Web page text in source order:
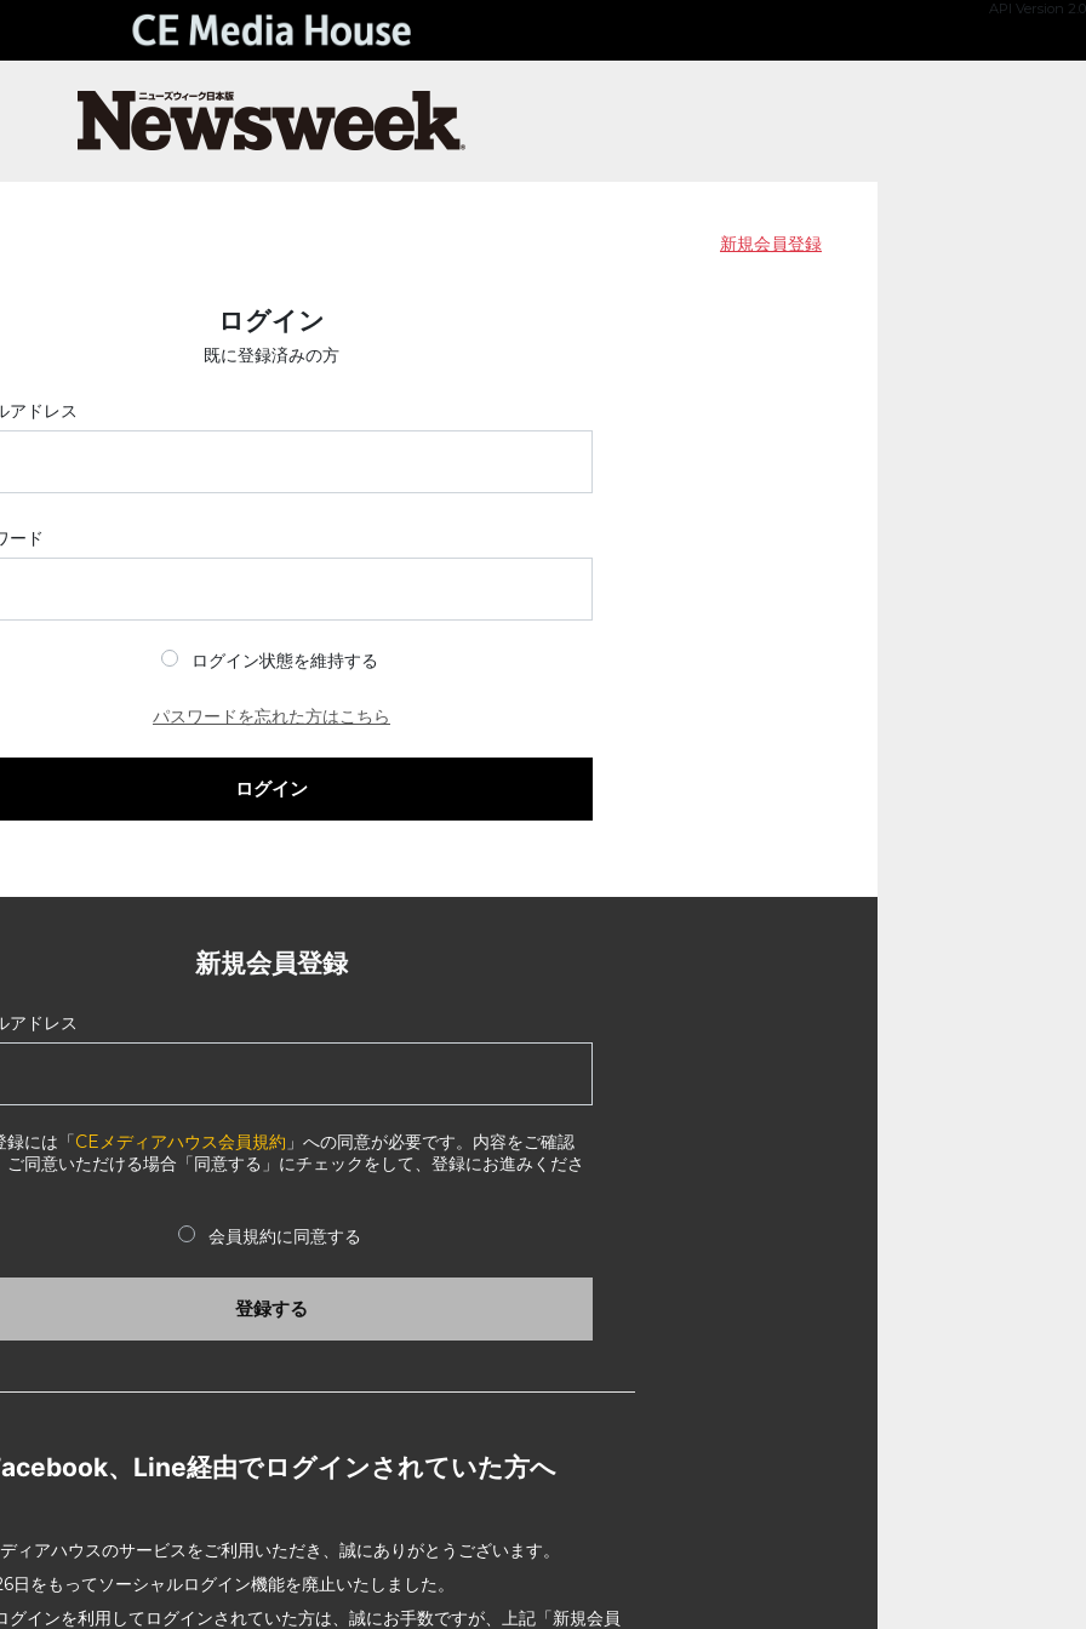
API Version 2.0
新規会員登録
ログイン
既に登録済みの方
アドレス
ード
ログイン状態を維持する
パスワードを忘れた方はこちら
ログイン
新規会員登録
アドレス
録には「CEメディアハウス会員規約 」への同意が必要です。内容をご確認
ご同意いただける場合「同意する」にチェックをして、登録にお進みくださ
会員規約に同意する
登録する
、Line経由でログインされていた方へ
ィアハウスのサービスをご利用いただき、誠にありがとうございます。
日をもってソーシャルログイン機能を廃止いたしました。
グインを利用してログインされていた方は、誠にお手数ですが、上記「新規会員